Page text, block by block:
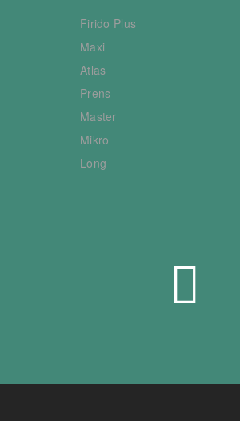
Firido Plus
Maxi
Atlas
Prens
Master
Mikro
Long